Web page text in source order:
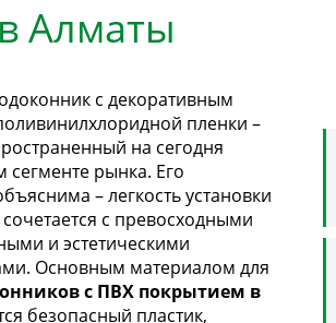
Алматы
с декоративным
пленки –
на сегодня
сегменте рынка. Его
– легкость установки
с превосходными
и эстетическими
Основным материалом для
с ПВХ покрытием в
безопасный пластик,